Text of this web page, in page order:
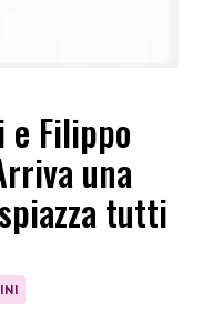
e Filippo
una
tutti